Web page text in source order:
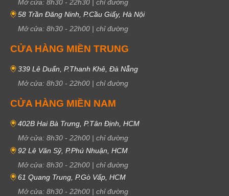
Mở cửa: 8h30 - 22h30 | chỉ đường
58 Trần Đăng Ninh, P.Cầu Giấy, Hà Nội
Mở cửa: 8h30 - 22h00 | chỉ đường
CỬA HÀNG MIỀN TRUNG
339 Lê Duẩn, P.Thanh Khê, Đà Nẵng
Mở cửa: 8h30 - 22h00 | chỉ đường
CỬA HÀNG MIỀN NAM
402B Hai Bà Trưng, P.Tân Định, HCM
Mở cửa: 8h30 - 22h00 | chỉ đường
92 Lê Văn Sỹ, P.Phú Nhuận, HCM
Mở cửa: 8h30 - 22h00 | chỉ đường
61 Quang Trung, P.Gò Vấp, HCM
Mở cửa: 8h30 - 22h00 | chỉ đường